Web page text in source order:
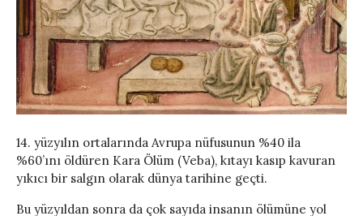
14. yüzyılın ortalarında Avrupa nüfusunun %40 ila
%60’ını öldüren Kara Ölüm (Veba), kıtayı kasıp kavuran
yıkıcı bir salgın olarak dünya tarihine geçti.
Bu yüzyıldan sonra da çok sayıda insanın ölümüne yol